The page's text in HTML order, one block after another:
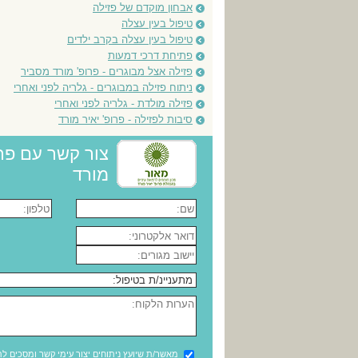
אבחון מוקדם של פזילה
טיפול בעין עצלה
טיפול בעין עצלה בקרב ילדים
פתיחת דרכי דמעות
פזילה אצל מבוגרים - פרופ' מורד מסביר
ניתוח פזילה במבוגרים - גלריה לפני ואחרי
פזילה מולדת - גלריה לפני ואחרי
סיבות לפזילה - פרופ' יאיר מורד
צור קשר עם
מורד
מאשר/ת שיועץ ניתוחים יצור עימי קשר ומסכים ל